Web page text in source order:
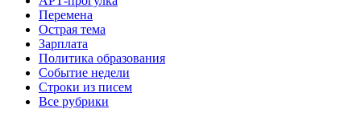
Перемена
Острая тема
Зарплата
Политика образования
Событие недели
Строки из писем
Все рубрики